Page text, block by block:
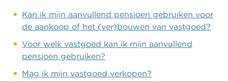
Kan ik mijn aanvullend pensioen gebruiken voor
de aankoop of het (ver)bouwen van vastgoed?
Voor welk vastgoed kan ik mijn aanvullend
pensioen gebruiken?
Mag ik mijn vastgoed verkopen?